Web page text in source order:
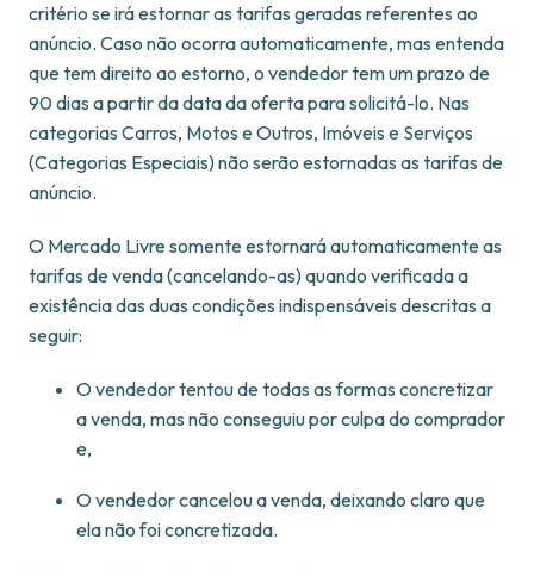
critério se irá estornar as tarifas geradas referentes ao
anúncio. Caso não ocorra automaticamente, mas entenda
que tem direito ao estorno, o vendedor tem um prazo de
90 dias a partir da data da oferta para solicitá-lo. Nas
categorias Carros, Motos e Outros, Imóveis e Serviços
(Categorias Especiais) não serão estornadas as tarifas de
anúncio.
O Mercado Livre somente estornará automaticamente as
tarifas de venda (cancelando-as) quando verificada a
existência das duas condições indispensáveis descritas a
seguir:
O vendedor tentou de todas as formas concretizar
a venda, mas não conseguiu por culpa do comprador
e,
O vendedor cancelou a venda, deixando claro que
ela não foi concretizada.